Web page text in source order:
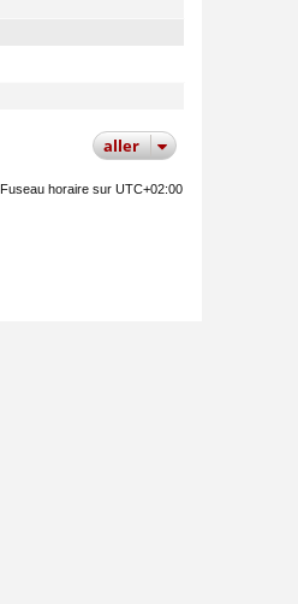
aller
Fuseau horaire sur UTC+02:00